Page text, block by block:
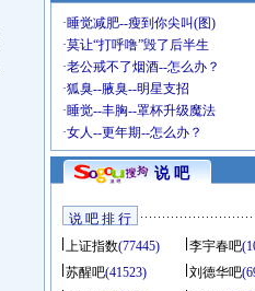
·睡觉减肥--瘦到你尖叫(图)
·莫让“打呼噜”毁了后半生
·老公戒不了烟酒--怎么办？
·狐臭--腋臭--明星支招
·睡觉--丰胸--罩杯升级魔法
·女人--更年期--怎么办？
说 吧
说 吧 排 行
上证指数(77445) 李宇春吧
苏醒吧(41523) 刘德华吧